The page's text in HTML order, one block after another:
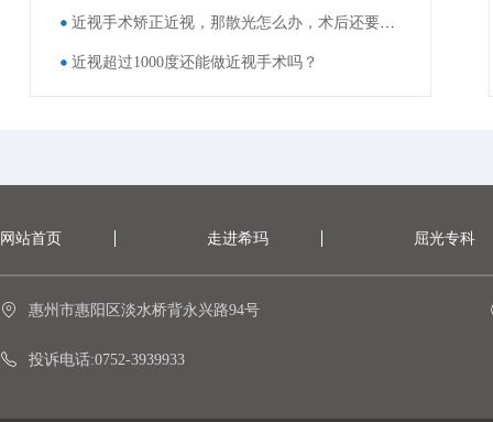
近视手术矫正近视，那散光怎么办，术后还要戴眼镜吗？
近视超过1000度还能做近视手术吗？
网站首页 走进希玛 屈光专科
惠州市惠阳区淡水桥背永兴路94号
投诉电话:0752-3939933